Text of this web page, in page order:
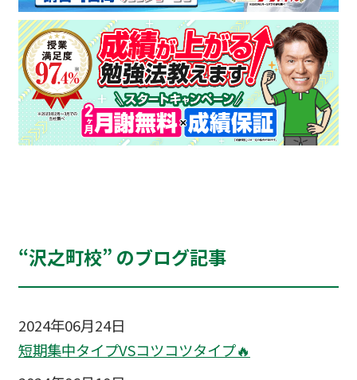
“沢之町校” のブログ記事
2024年06月24日
短期集中タイプVSコツコツタイプ🔥